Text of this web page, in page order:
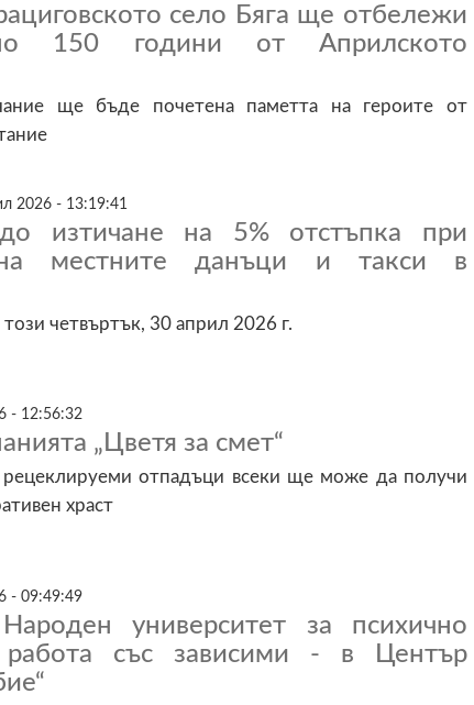
село Бяга ще отбележи
150 години от Априлското
ще бъде почетена паметта на героите от
2026 - 13:19:41
изтичане на 5% отстъпка при
местните данъци и такси в
четвъртък, 30 април 2026 г.
- 12:56:32
„Цветя за смет“
отпадъци всеки ще може да получи
храст
- 09:49:49
университет за психично
работа със зависими - в Център